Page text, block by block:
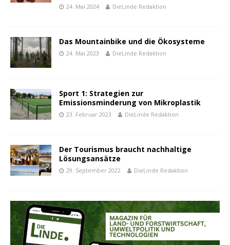
24. Mai 2024 DieLinde Redaktion
Das Mountainbike und die Ökosysteme
24. Mai 2023 DieLinde Redaktion
Sport 1: Strategien zur
Emissionsminderung von Mikroplastik
23. Februar 2023 DieLinde Redaktion
Der Tourismus braucht nachhaltige
Lösungsansätze
29. September 2022 DieLinde Redaktion